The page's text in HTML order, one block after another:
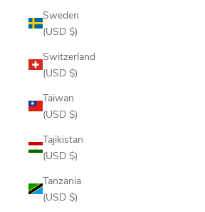
Sweden
(USD $)
Switzerland
(USD $)
Taiwan
(USD $)
Tajikistan
(USD $)
Tanzania
(USD $)